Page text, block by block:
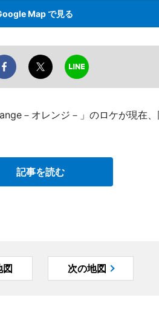
Map で見る
－オレンジ－」のロケが現在
記事を読む
図 次の地図